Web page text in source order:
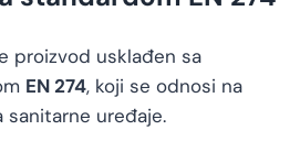
proizvod usklađen sa
EN 274, koji se odnosi na
uređaje.